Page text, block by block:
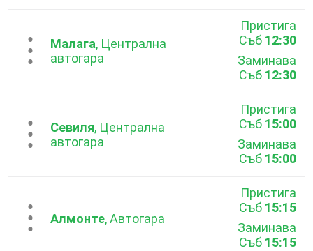
...Малага, Централна
автогара
Пристига
Съб 12:30
Заминава
Съб 12:30
...Севиля, Централна
автогара
Пристига
Съб 15:00
Заминава
Съб 15:00
...Алмонте, Автогара
Пристига
Съб 15:15
Заминава
Съб 15:15